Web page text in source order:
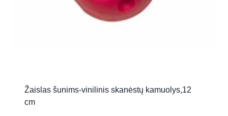
Žaislas šunims-vinilinis skanėstų kamuolys,12
cm